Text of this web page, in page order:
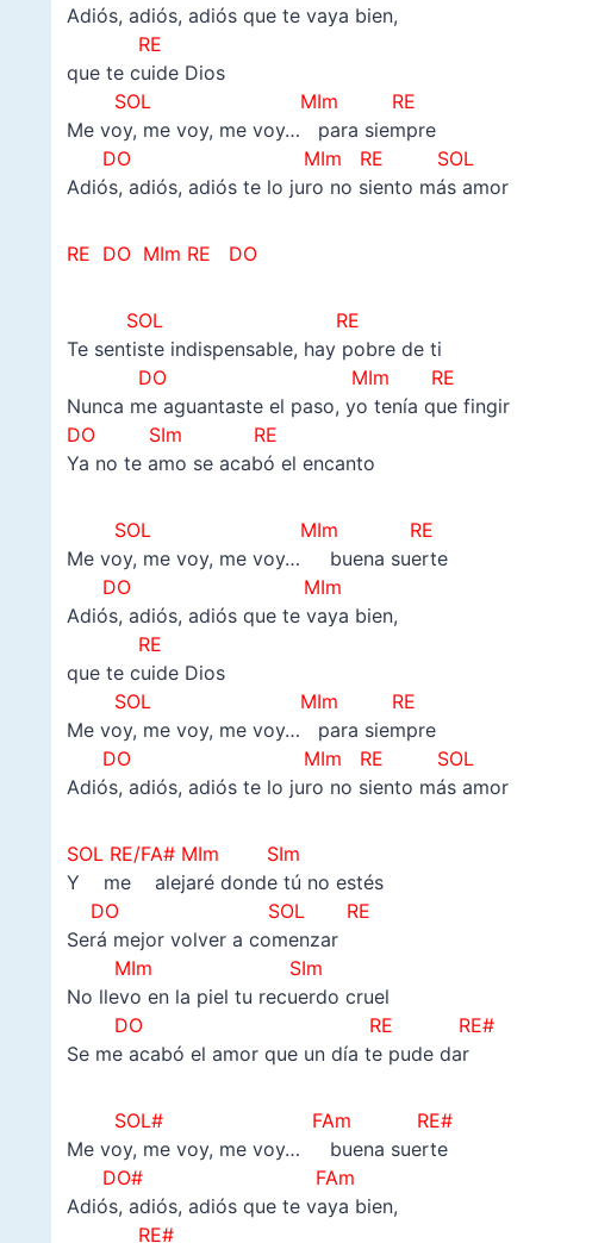
Adiós, adiós, adiós que te vaya bien,
RE
que te cuide Dios
SOL MIm RE
Me voy, me voy, me voy… para siempre
DO MIm RE SOL
Adiós, adiós, adiós te lo juro no siento más amor
RE DO MIm RE DO
SOL RE
Te sentiste indispensable, hay pobre de ti
DO MIm RE
Nunca me aguantaste el paso, yo tenía que fingir
DO SIm RE
Ya no te amo se acabó el encanto
SOL MIm RE
Me voy, me voy, me voy… buena suerte
DO MIm
Adiós, adiós, adiós que te vaya bien,
RE
que te cuide Dios
SOL MIm RE
Me voy, me voy, me voy… para siempre
DO MIm RE SOL
Adiós, adiós, adiós te lo juro no siento más amor
SOL RE/FA# MIm SIm
Y me alejaré donde tú no estés
DO SOL RE
Será mejor volver a comenzar
MIm SIm
No llevo en la piel tu recuerdo cruel
DO RE RE#
Se me acabó el amor que un día te pude dar
SOL# FAm RE#
Me voy, me voy, me voy… buena suerte
DO# FAm
Adiós, adiós, adiós que te vaya bien,
RE#